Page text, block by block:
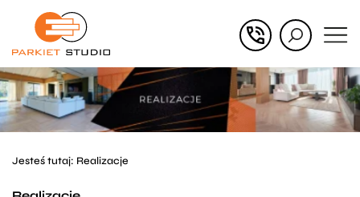
Przejdź
głównego
Przejdź
menu
w
stopce
Jesteś tutaj: Realizacje